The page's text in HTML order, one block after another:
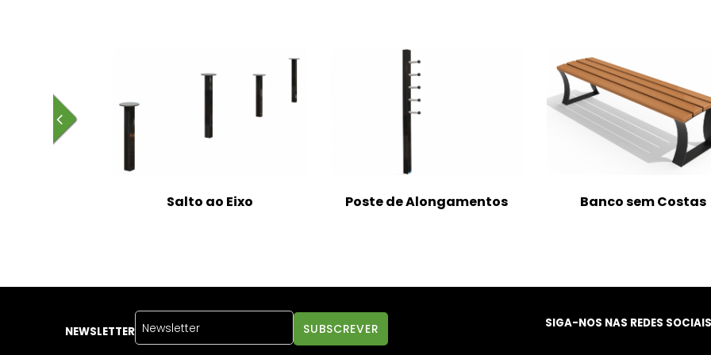
Salto ao Eixo Poste de Alongamentos Banco sem Costas
NEWSLETTER
SIGA-NOS NAS REDES SOCIAIS